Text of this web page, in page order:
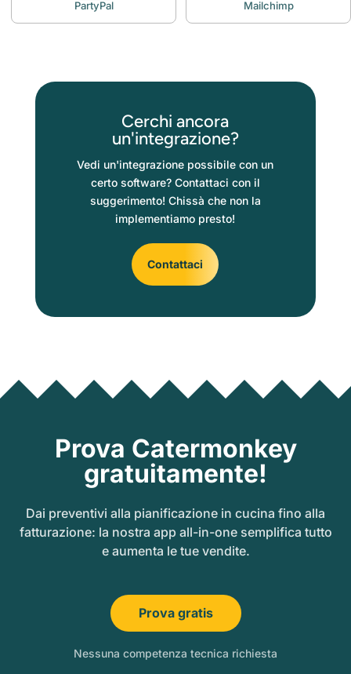
PartyPal Mailchimp
Cerchi ancora
un'integrazione?
Vedi un'integrazione possibile con un
certo software? Contattaci con il
suggerimento! Chissà che non la
implementiamo presto!
Contattaci
Prova Catermonkey
gratuitamente!
Dai preventivi alla pianificazione in cucina fino alla
fatturazione: la nostra app all-in-one semplifica tutto
e aumenta le tue vendite.
Prova gratis
Nessuna competenza tecnica richiesta